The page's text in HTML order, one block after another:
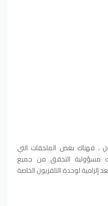
، فهناك بعض الملحقات التي
مسؤولية التحقق من جميع
لوحدة التلفزيون الخاصة